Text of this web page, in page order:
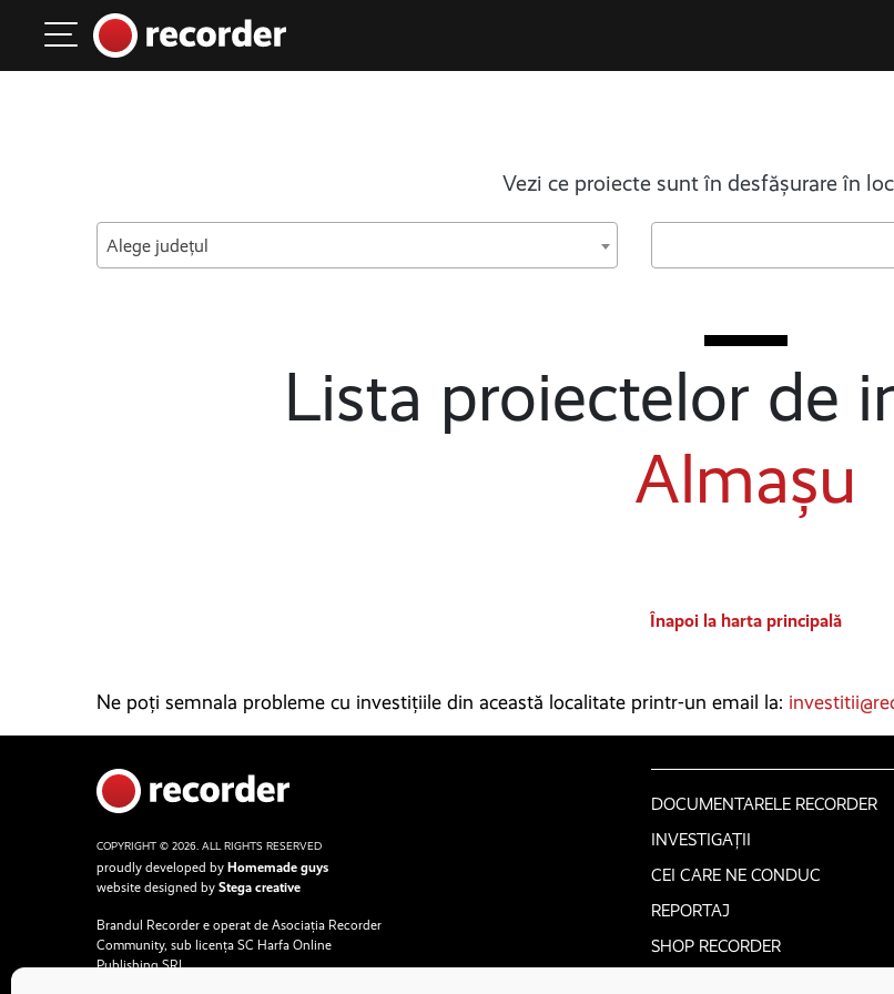
Main Navigation
Vezi ce proiecte sunt în desfășurare în
Alege județul
Lista proiectelor de
Almașu
Înapoi la harta principală
Ne poți semnala probleme cu investițiile din această localitate printr-un email la:
COPYRIGHT © 2026. ALL RIGHTS RESERVED
proudly developed by Homemade guys
website designed by Stega creative
Brandul Recorder e operat de Asociația Recorder
Community, sub licența SC Harfa Online
Publishing SRL.
DOCUMENTARELE RECORDER
INVESTIGAȚII
CEI CARE NE CONDUC
REPORTAJ
SHOP RECORDER